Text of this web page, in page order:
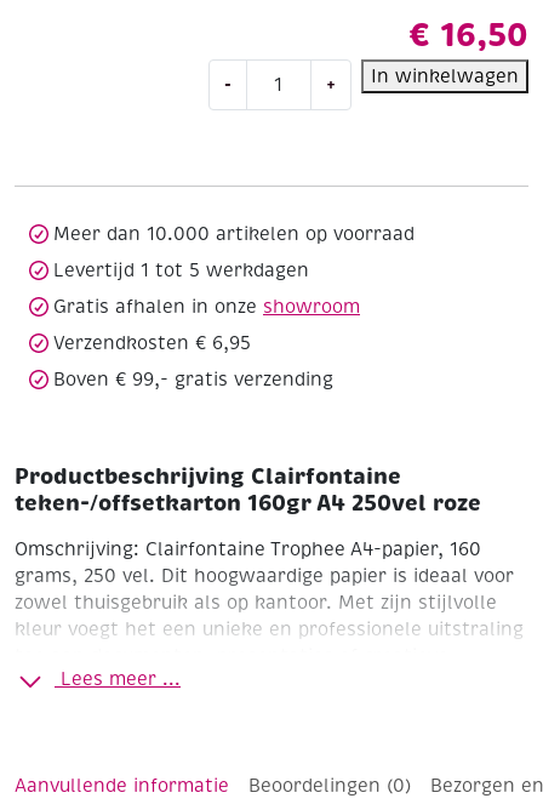
€ 16,50
-
teken-/offsetkarton
aantal
+ In winkelwagen
Meer dan 10.000 artikelen op voorraad
Levertijd 1 tot 5 werkdagen
Gratis afhalen in onze showroom
Verzendkosten € 6,95
Boven € 99,- gratis verzending
Productbeschrijving Clairfontaine
teken-/offsetkarton 160gr A4 250vel roze
Omschrijving: Clairfontaine Trophee A4-papier, 160
grams, 250 vel. Dit hoogwaardige papier is ideaal voor
zowel thuisgebruik als op kantoor. Met zijn stijlvolle
kleur voegt het een unieke en professionele uitstraling
projecten. Het papier is geschikt voor zowel inkjet- als
Perfect voor veelzijdig gebruik, waaronder rapporten,
Lees meer ...
Aanvullende informatie Beoordelingen (0) Bezorgen